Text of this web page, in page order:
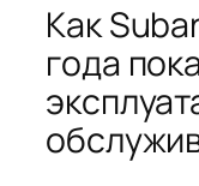
Как
года